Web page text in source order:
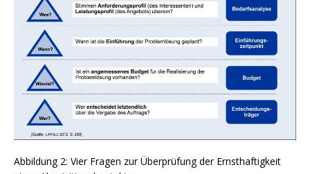
Abbildung 2: Vier Fragen zur Überprüfung der Ernsthaftigkeit